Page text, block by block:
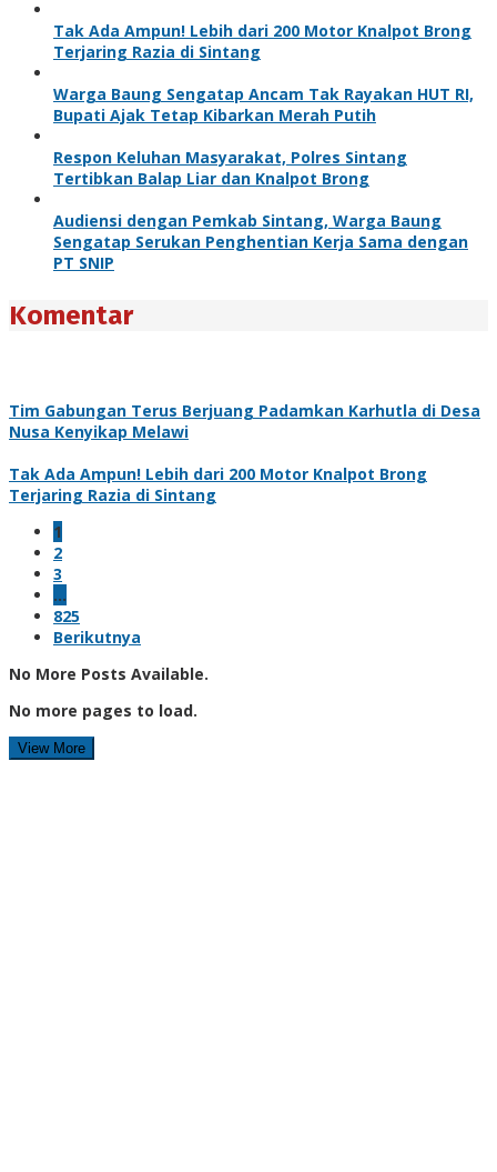
Tak Ada Ampun! Lebih dari 200 Motor Knalpot Brong
Terjaring Razia di Sintang
Warga Baung Sengatap Ancam Tak Rayakan HUT RI,
Bupati Ajak Tetap Kibarkan Merah Putih
Respon Keluhan Masyarakat, Polres Sintang
Tertibkan Balap Liar dan Knalpot Brong
Audiensi dengan Pemkab Sintang, Warga Baung
Sengatap Serukan Penghentian Kerja Sama dengan
PT SNIP
Komentar
Tim Gabungan Terus Berjuang Padamkan Karhutla di Desa
Nusa Kenyikap Melawi
Tak Ada Ampun! Lebih dari 200 Motor Knalpot Brong
Terjaring Razia di Sintang
1
2
3
…
825
Berikutnya
No More Posts Available.
No more pages to load.
View More